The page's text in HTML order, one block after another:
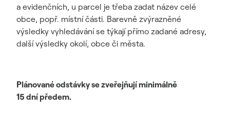
a evidenčních, u parcel je třeba zadat název celé
obce, popř. místní části. Barevně zvýrazněné
výsledky vyhledávání se týkají přímo zadané adresy,
další výsledky okolí, obce či města.
Plánované odstávky se zveřejňují minimálně
15 dní předem.